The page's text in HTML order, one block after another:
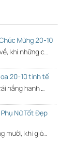
Mừng 20-10
khi những c…
20-10 tinh tế
nắng hanh …
Nữ Tốt Đẹp
mười, khi gió…